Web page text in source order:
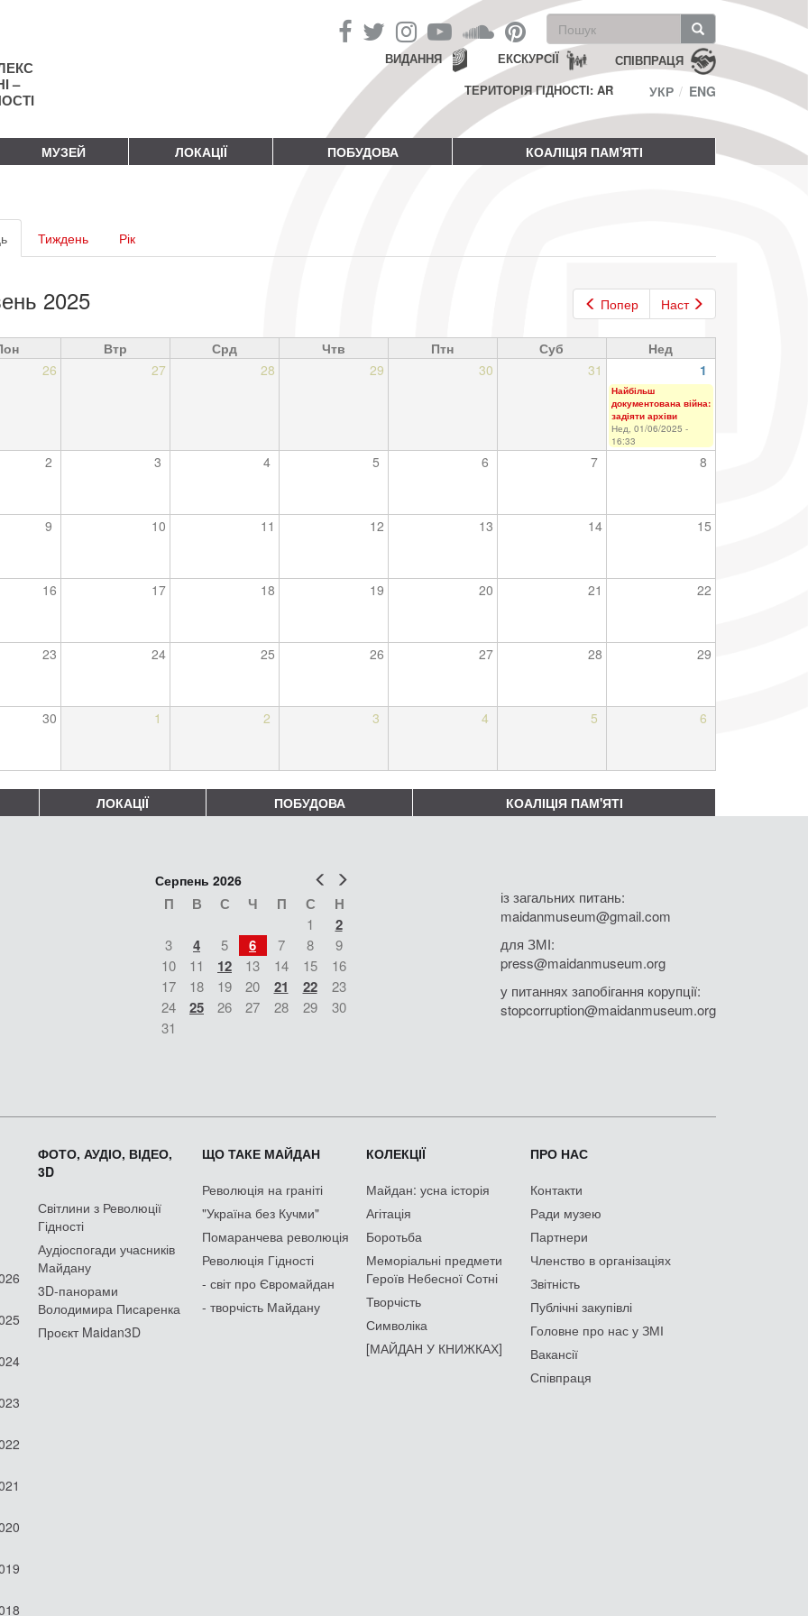
–
Пошукова
форма
Пошук СПІВПРАЦЯ
ЕКСКУРСІЇ
ВИДАННЯ
ТЕРИТОРІЯ ГІДНОСТІ: AR
УКР ENG
МУЗЕЙ ЛОКАЦІЇ ПОБУДОВА КОАЛІЦІЯ ПАМ'ЯТІ
(активна
вкладка)
Тиждень Рік
Попер Наст
2025
Втр Срд Чтв Птн Суб
Нед
26
27 28 29 30 31 1
Найбільш
документована війна:
задіяти архіви
Нед, 01/06/2025 -
16:33
2 3 4 5 6 7 8
9 10 11 12 13 14 15
16 17 18 19 20 21 22
23 24 25 26 27 28 29
30 1 2 3 4 5 6
ЛОКАЦІЇ ПОБУДОВА КОАЛІЦІЯ ПАМ'ЯТІ
Попер
Серпень 2026
П В С Ч П С Н
1 2
3 4 5 6 7 8
9
10
11 12 13 14 15
16
17
18 19 20 21 22
23
24
25 26 27 28 29
30
31
із загальних питань:
maidanmuseum@gmail.com
для ЗМІ:
press@maidanmuseum.org
у питаннях запобігання корупції:
stopcorruption@maidanmuseum.org
ФОТО, АУДІО, ВІДЕО,
3D
Світлини з Революції
Гідності
Аудіоспогади учасників
Майдану
3D-панорами
Володимира Писаренка
Проєкт Maidan3D
ЩО ТАКЕ МАЙДАН
Революція на граніті
"Україна без Кучми"
Помаранчева революція
Революція Гідності
- світ про Євромайдан
- творчість Майдану
КОЛЕКЦІЇ
Майдан: усна історія
Агітація
Боротьба
Меморіальні предмети
Героїв Небесної Сотні
Творчість
Символіка
[МАЙДАН У КНИЖКАХ]
ПРО НАС
Контакти
Ради музею
Партнери
Членство в організаціях
Звітність
Публічні закупівлі
Головне про нас у ЗМІ
Вакансії
Співпраця